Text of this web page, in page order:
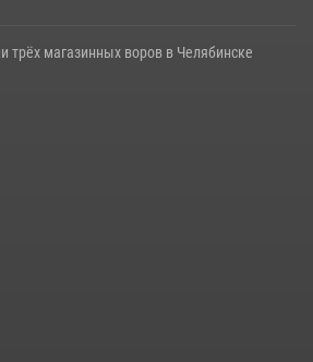
трёх магазинных воров в Челябинске